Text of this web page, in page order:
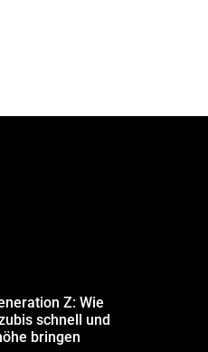
Z: Wie
schnell und
bringen